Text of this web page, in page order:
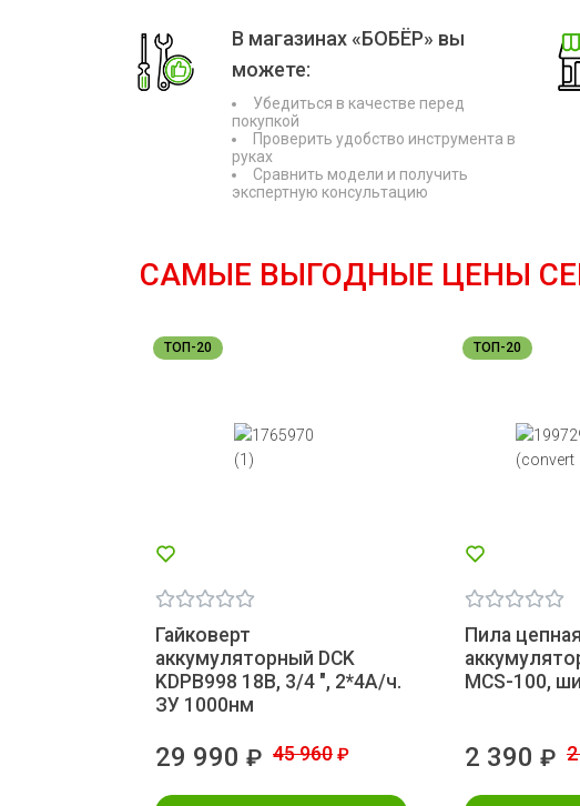
В магазинах «БОБЁР» вы
можете:
Убедиться в качестве перед
покупкой
Проверить удобство инструмента в
руках
Сравнить модели и получить
экспертную консультацию
САМЫЕ ВЫГОДНЫЕ ЦЕНЫ
ТОП-20
Гайковерт
аккумуляторный DCK
KDPB998 18В, 3/4 ", 2*4А/ч.
ЗУ 1000нм
29 990 ₽ 45 960 ₽
ТОП-20
Пила цепная
MCS-100,
2 390 ₽